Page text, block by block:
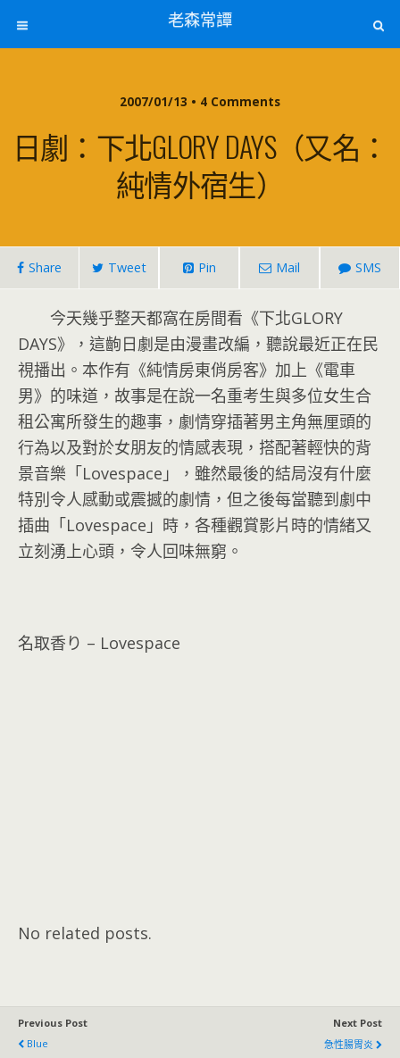
老森常譚
2007/01/13 • 4 Comments
日劇：下北GLORY DAYS（又名：
純情外宿生）
Share Tweet Pin Mail SMS
今天幾乎整天都窩在房間看《下北GLORY
DAYS》，這齣日劇是由漫畫改編，聽說最近正在民
視播出。本作有《純情房東俏房客》加上《電車
男》的味道，故事是在說一名重考生與多位女生合
租公寓所發生的趣事，劇情穿插著男主角無厘頭的
行為以及對於女朋友的情感表現，搭配著輕快的背
景音樂「Lovespace」，雖然最後的結局沒有什麼
特別令人感動或震撼的劇情，但之後每當聽到劇中
插曲「Lovespace」時，各種觀賞影片時的情緒又
立刻湧上心頭，令人回味無窮。
名取香り – Lovespace
No related posts.
Previous Post
Blue
Next Post
急性腸胃炎